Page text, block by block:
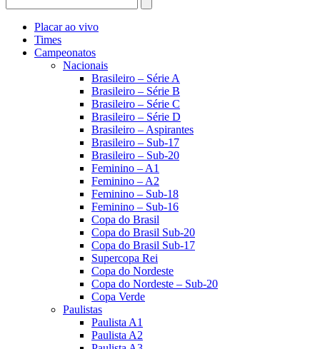
Placar ao vivo
Times
Campeonatos
Nacionais
Brasileiro – Série A
Brasileiro – Série B
Brasileiro – Série C
Brasileiro – Série D
Brasileiro – Aspirantes
Brasileiro – Sub-17
Brasileiro – Sub-20
Feminino – A1
Feminino – A2
Feminino – Sub-18
Feminino – Sub-16
Copa do Brasil
Copa do Brasil Sub-20
Copa do Brasil Sub-17
Supercopa Rei
Copa do Nordeste
Copa do Nordeste – Sub-20
Copa Verde
Paulistas
Paulista A1
Paulista A2